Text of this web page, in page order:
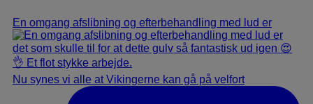
En omgang afslibning og efterbehandling med lud er
Nu synes vi alle at Vikingerne kan gå på velfort